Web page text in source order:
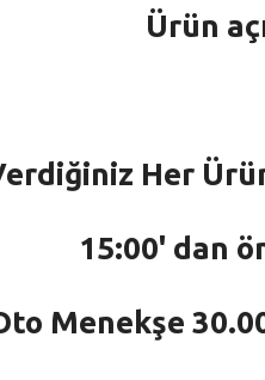
Ürün
Her
15:00' dan
Menekşe